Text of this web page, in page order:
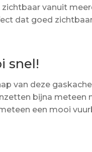
vanuit
dat goed
snel!
van deze
bijna meteen
een mooi